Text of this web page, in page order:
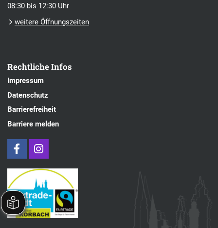
08:30 bis 12:30 Uhr
weitere Öffnungszeiten
Rechtliche Infos
Impressum
Datenschutz
Barrierefreiheit
Barriere melden